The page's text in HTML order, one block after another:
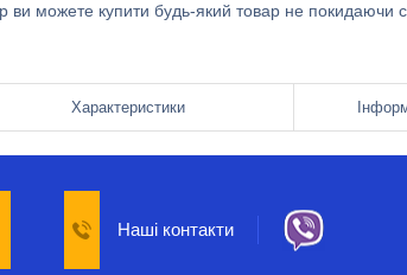
ви можете купити будь-який товар не покидаючи
Характеристики
Наші контакти